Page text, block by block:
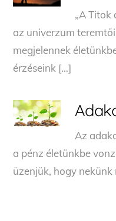
„A Titok
az univerzum
megjelennek
érzéseink […]
Az
a pénz életünkbe
üzenjük, hogy